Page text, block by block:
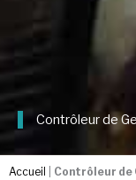
Contrôleur de
Accueil Contrôleur de